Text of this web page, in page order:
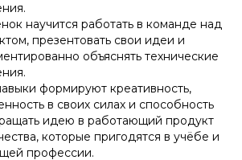
научится работать в команде над
презентовать свои идеи и
объяснять технические
формируют креативность,
в своих силах и способность
идею в работающий продукт
которые пригодятся в учёбе и
профессии.